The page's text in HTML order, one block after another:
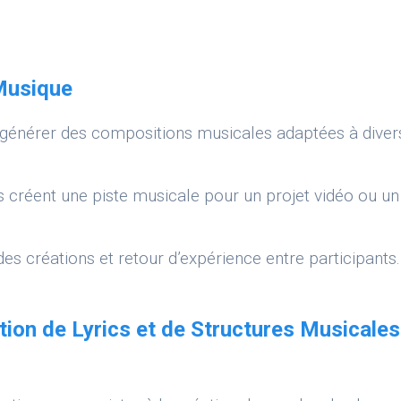
des compositions musicales adaptées à
créent une piste musicale pour un projet vidéo ou un
créations et retour d’expérience entre participants.
de Lyrics et de Structures Musicales